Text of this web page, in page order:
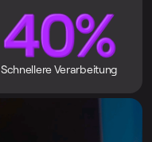
Schnellere Verarbeitung